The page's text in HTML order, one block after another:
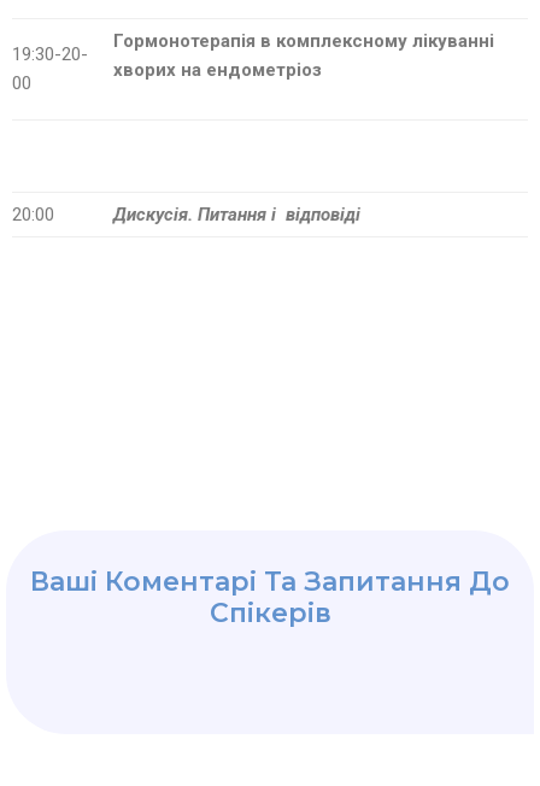
19:30-20-
00
Гормонотерапія в комплексному лікуванні
хворих на ендометріоз
20:00 Дискусія. Питання і відповіді
Ваші Коментарі Та Запитання До
Спікерів